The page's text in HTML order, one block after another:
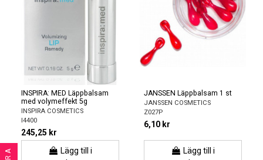
INSPIRA: MED Läppbalsam
med volymeffekt 5g
INSPIRA COSMETICS
I4400
245,25 kr
Lägg till i
JANSSEN Läppbalsam 1 st
JANSSEN COSMETICS
Z027P
6,10 kr
Lägg till i